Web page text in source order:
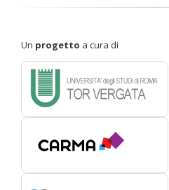
Un progetto a cura di